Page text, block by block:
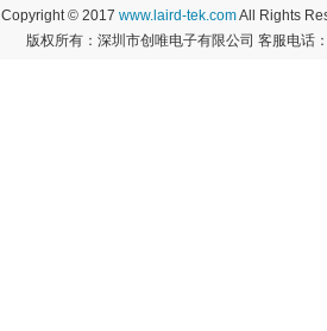
Copyright © 2017 www.laird-tek.comAll Rights
版权所有：深圳市创唯电子有限公司 客服电话